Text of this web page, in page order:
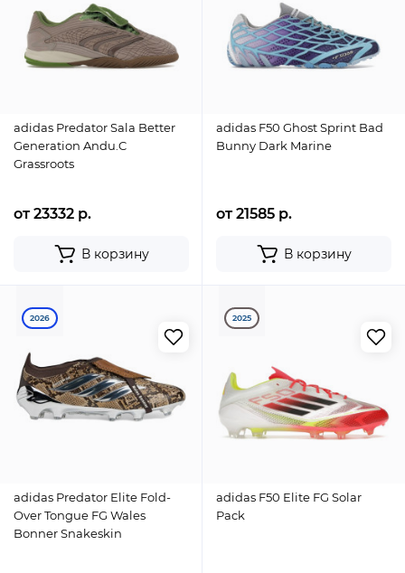
adidas Predator Sala Better
Generation Andu.C
Grassroots
от 23332 р.
В корзину
adidas F50 Ghost Sprint Bad
Bunny Dark Marine
от 21585 р.
В корзину
2026
adidas Predator Elite Fold-
Over Tongue FG Wales
Bonner Snakeskin
2025
adidas F50 Elite FG Solar
Pack